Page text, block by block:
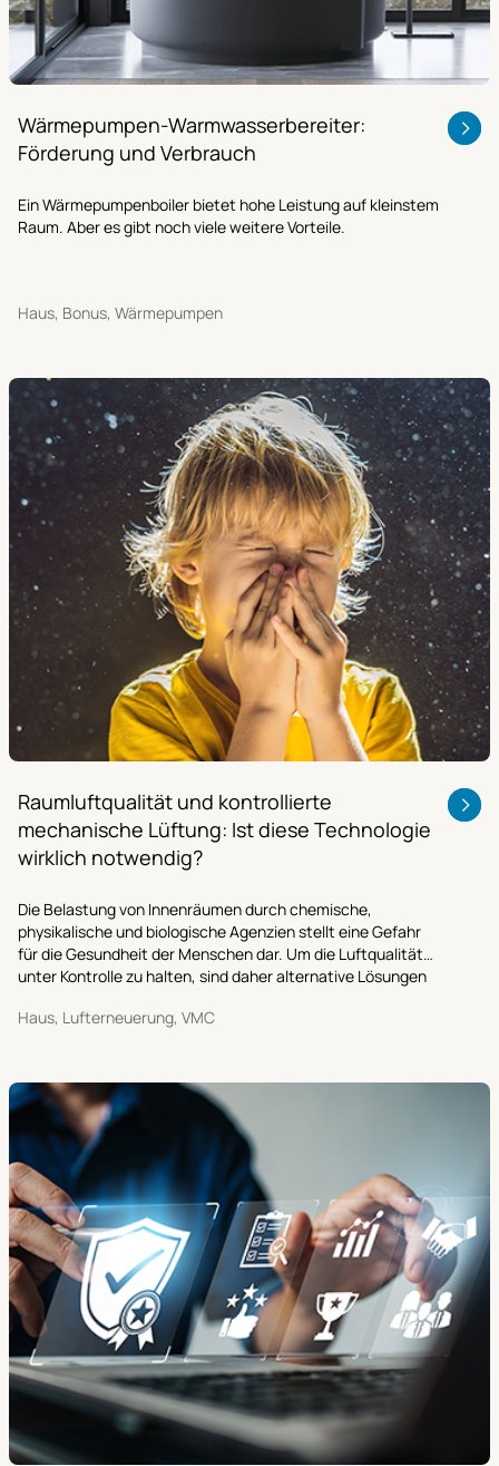
Wärmepumpen-Warmwasserbereiter:
Förderung und Verbrauch
Ein Wärmepumpenboiler bietet hohe Leistung auf kleinstem
Raum. Aber es gibt noch viele weitere Vorteile.
Haus, Bonus, Wärmepumpen
Raumluftqualität und kontrollierte
mechanische Lüftung: Ist diese Technologie
wirklich notwendig?
Die Belastung von Innenräumen durch chemische,
physikalische und biologische Agenzien stellt eine Gefahr
für die Gesundheit der Menschen dar. Um die Luftqualität
unter Kontrolle zu halten, sind daher alternative Lösungen
Haus, Lufterneuerung, VMC